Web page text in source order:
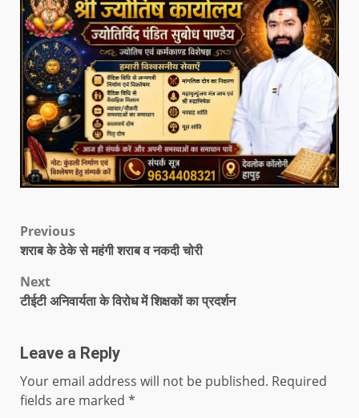
Previous
शराब के ठेके से महंगी शराब व नकदी चोरी
Next
टीईटी अनिवार्यता के विरोध में शिक्षकों का प्रदर्शन
Leave a Reply
Your email address will not be published. Required
fields are marked *